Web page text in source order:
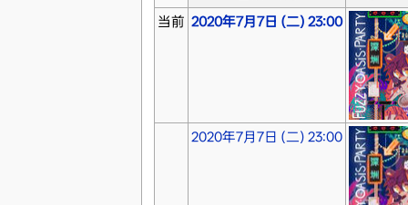
当前 2020年7月7日 (二) 23:00
2020年7月7日 (二) 23:00